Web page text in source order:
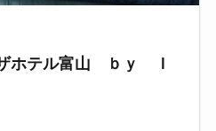
ホテル富山 ｂｙ Ｉ